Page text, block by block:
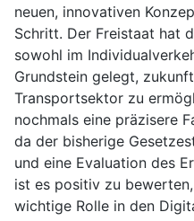
neuen, innovativen
Schritt. Der Freistaat hat
sowohl im
Grundstein gelegt,
Transportsektor zu
nochmals eine präzisere
da der bisherige
und eine Evaluation des
ist es positiv zu
wichtige Rolle in den